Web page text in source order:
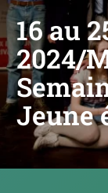
16 au
2024/
Jeune